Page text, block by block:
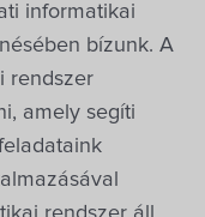
informatikai
bízunk. A
rendszer
amely segíti